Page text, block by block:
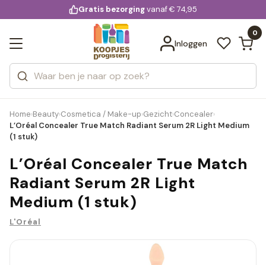
voor 20:00 uur besteld
Gratis bezorgingvanaf € 74,95
Inloggen
0
Zoeken
Categorieën
Merken
Bekijk alle resultaten
Home›Beauty›Cosmetica / Make-up›Gezicht›Concealer›
L’Oréal Concealer True Match Radiant Serum 2R Light Medium
(1 stuk)
L’Oréal Concealer True Match
Radiant Serum 2R Light
Medium (1 stuk)
L'Oréal